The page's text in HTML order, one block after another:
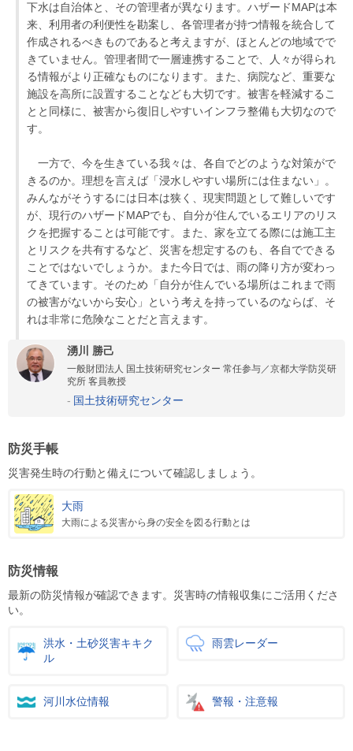
下水は自治体と、その管理者が異なります。ハザードMAPは本
来、利用者の利便性を勘案し、各管理者が持つ情報を統合して
作成されるべきものであると考えますが、ほとんどの地域でで
きていません。管理者間で一層連携することで、人々が得られ
る情報がより正確なものになります。また、病院など、重要な
施設を高所に設置することなども大切です。被害を軽減するこ
とと同様に、被害から復旧しやすいインフラ整備も大切なので
す。
一方で、今を生きている我々は、各自でどのような対策がで
きるのか。理想を言えば「浸水しやすい場所には住まない」。
みんながそうするには日本は狭く、現実問題として難しいです
が、現行のハザードMAPでも、自分が住んでいるエリアのリス
クを把握することは可能です。また、家を立てる際には施工主
とリスクを共有するなど、災害を想定するのも、各自でできる
ことではないでしょうか。また今日では、雨の降り方が変わっ
てきています。そのため「自分が住んでいる場所はこれまで雨
の被害がないから安心」という考えを持っているのならば、そ
れは非常に危険なことだと言えます。
湧川 勝己
一般財団法人 国土技術研究センター 常任参与／京都大学防災研
究所 客員教授
国土技術研究センター
防災手帳
災害発生時の行動と備えについて確認しましょう。
大雨
大雨による災害から身の安全を図る行動とは
防災情報
最新の防災情報が確認できます。災害時の情報収集にご活用くださ
い。
洪水・土砂災害キキク
ル
雨雲レーダー
河川水位情報 警報・注意報